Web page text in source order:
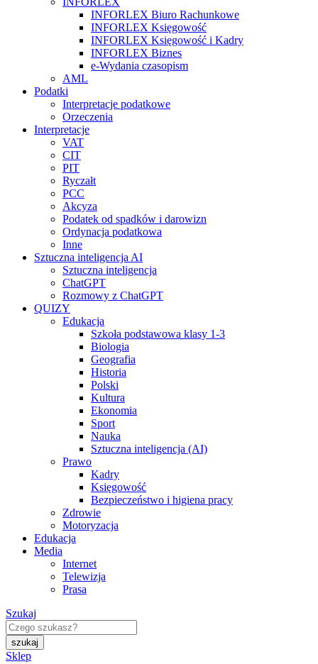
INFORLEX Biuro Rachunkowe
INFORLEX Księgowość
INFORLEX Księgowość i Kadry
INFORLEX Biznes
e-Wydania czasopism
AML
Podatki
Interpretacje podatkowe
Orzeczenia
Interpretacje
VAT
CIT
PIT
Ryczałt
PCC
Akcyza
Podatek od spadków i darowizn
Ordynacja podatkowa
Inne
Sztuczna inteligencja AI
Sztuczna inteligencja
ChatGPT
Rozmowy z ChatGPT
QUIZY
Edukacja
Szkoła podstawowa klasy 1-3
Biologia
Geografia
Historia
Polski
Kultura
Ekonomia
Sport
Nauka
Sztuczna inteligencja (AI)
Prawo
Kadry
Księgowość
Bezpieczeństwo i higiena pracy
Zdrowie
Motoryzacja
Edukacja
Media
Internet
Telewizja
Prasa
Szukaj
Sklep